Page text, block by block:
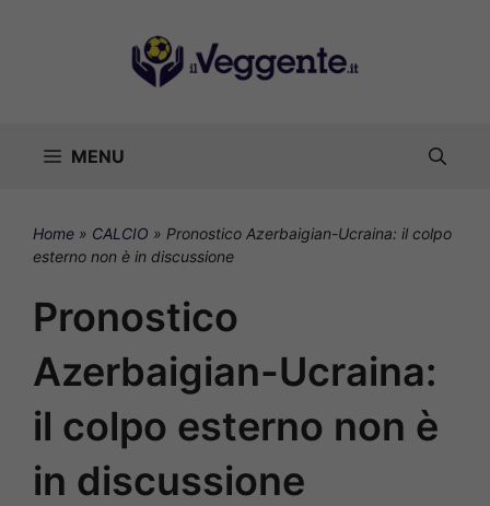
MENU
Home » CALCIO » Pronostico Azerbaigian-Ucraina: il colpo
esterno non è in discussione
Pronostico
Azerbaigian-Ucraina:
il colpo esterno non è
in discussione